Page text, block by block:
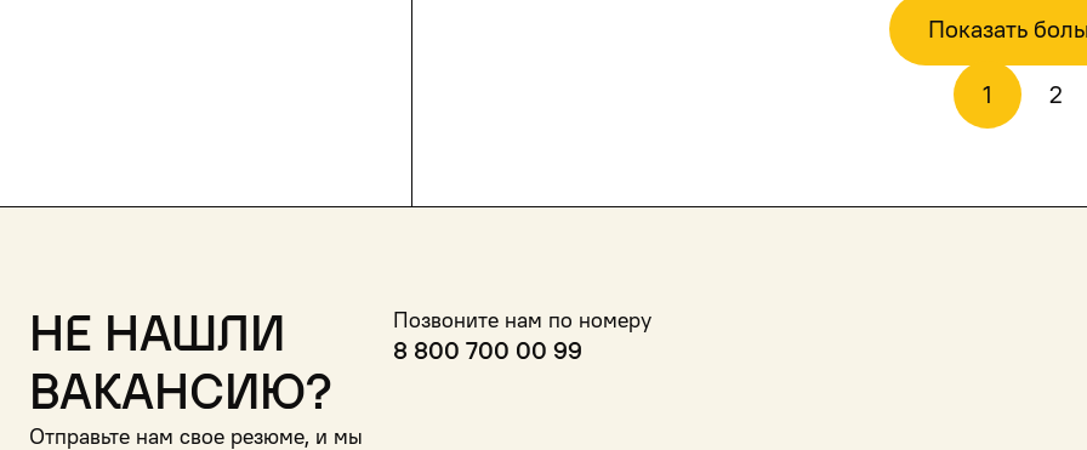
Показать
1 2
Не нашли
вакансию?
Отправьте нам свое резюме, и мы
Позвоните нам по номеру
8 800 700 00 99